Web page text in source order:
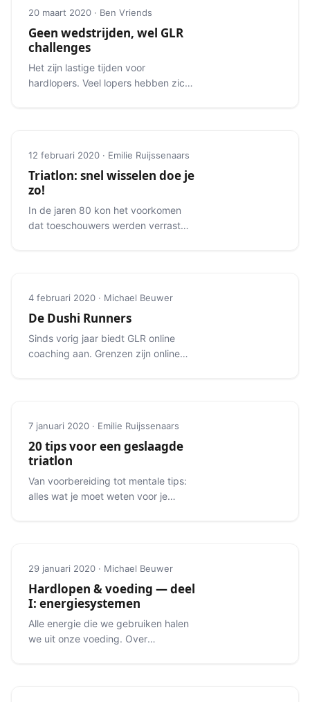
20 maart 2020 · Ben Vriends
Geen wedstrijden, wel GLR
challenges
Het zijn lastige tijden voor
hardlopers. Veel lopers hebben zich
12 februari 2020 · Emilie Ruijssenaars
Triatlon: snel wisselen doe je
zo!
In de jaren 80 kon het voorkomen
dat toeschouwers werden verrast
4 februari 2020 · Michael Beuwer
De Dushi Runners
Sinds vorig jaar biedt GLR online
coaching aan. Grenzen zijn online
7 januari 2020 · Emilie Ruijssenaars
20 tips voor een geslaagde
triatlon
Van voorbereiding tot mentale tips:
alles wat je moet weten voor je
29 januari 2020 · Michael Beuwer
Hardlopen & voeding — deel
I: energiesystemen
Alle energie die we gebruiken halen
we uit onze voeding. Over